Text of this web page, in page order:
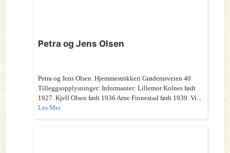
Petra og Jens Olsen
Petra og Jens Olsen. Hjemmestrikkeri Grødemsveien 40
Tilleggsopplysninger: Informanter: Lillemor Kolnes født
1927. Kjell Olsen født 1936 Arne Finnestad født 1939. Vi...
Les Mer